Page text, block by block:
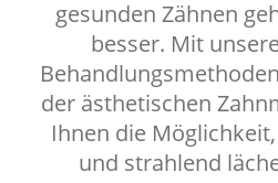
gesunden Zähnen
besser. Mit
der ästhetischen
Ihnen die
und strahlend